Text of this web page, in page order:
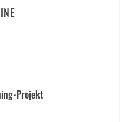
Projekt